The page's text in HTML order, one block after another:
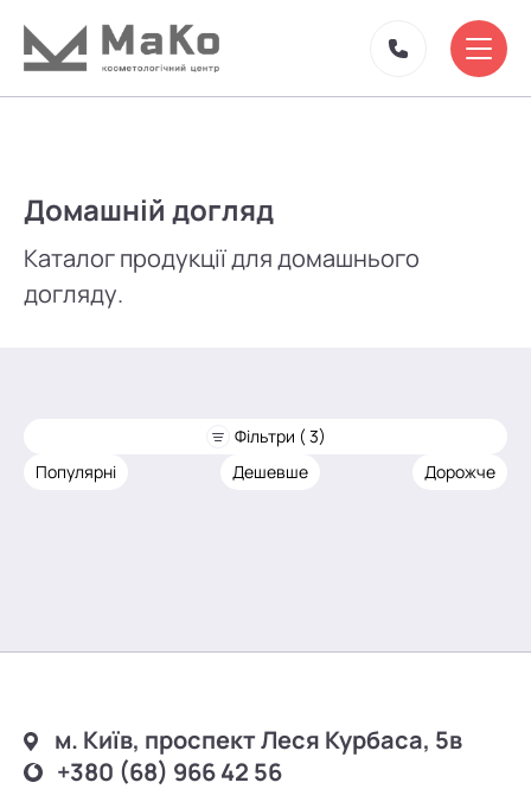
Домашній догляд
Каталог продукції для домашнього
догляду.
Фільтри ( 3)
Популярні
Дешевше Дорожче
м. Київ, проспект Леся Курбаса, 5в
+380 (68) 966 42 56